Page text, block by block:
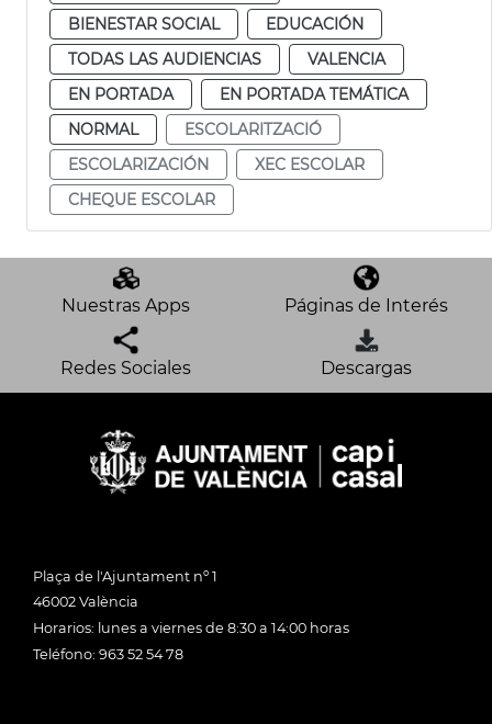
BIENESTAR SOCIAL
EDUCACIÓN
TODAS LAS AUDIENCIAS
VALENCIA
EN PORTADA
EN PORTADA TEMÁTICA
NORMAL
ESCOLARITZACIÓ
ESCOLARIZACIÓN
XEC ESCOLAR
CHEQUE ESCOLAR
Nuestras Apps Páginas de Interés
Redes Sociales Descargas
Plaça de l'Ajuntament nº 1
46002 València
Horarios: lunes a viernes de 8:30 a 14:00 horas
Teléfono: 963 52 54 78